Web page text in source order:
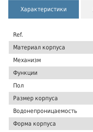
Характеристики
Ref.
Материал корпуса
Механизм
Функции
Пол
Размер корпуса
Водонепроницаемость
Форма корпуса